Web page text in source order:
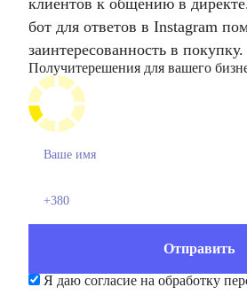
клиентов к общению в
бот для ответов в Instagram
заинтересованность в покупку.
Получитерешения для вашего
Я даю согласие на обработку